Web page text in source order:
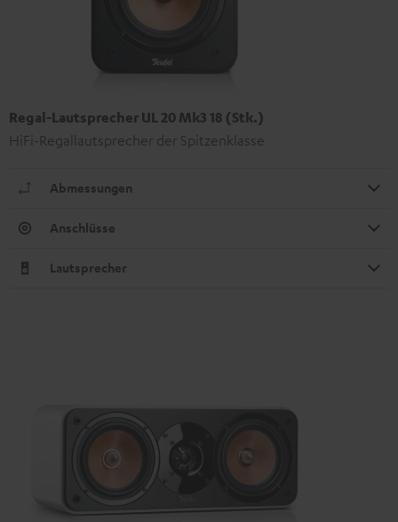
Regal-Lautsprecher UL 20 Mk3 18 (Stk.)
HiFi-Regallautsprecher der Spitzenklasse
Abmessungen
Anschlüsse
Lautsprecher